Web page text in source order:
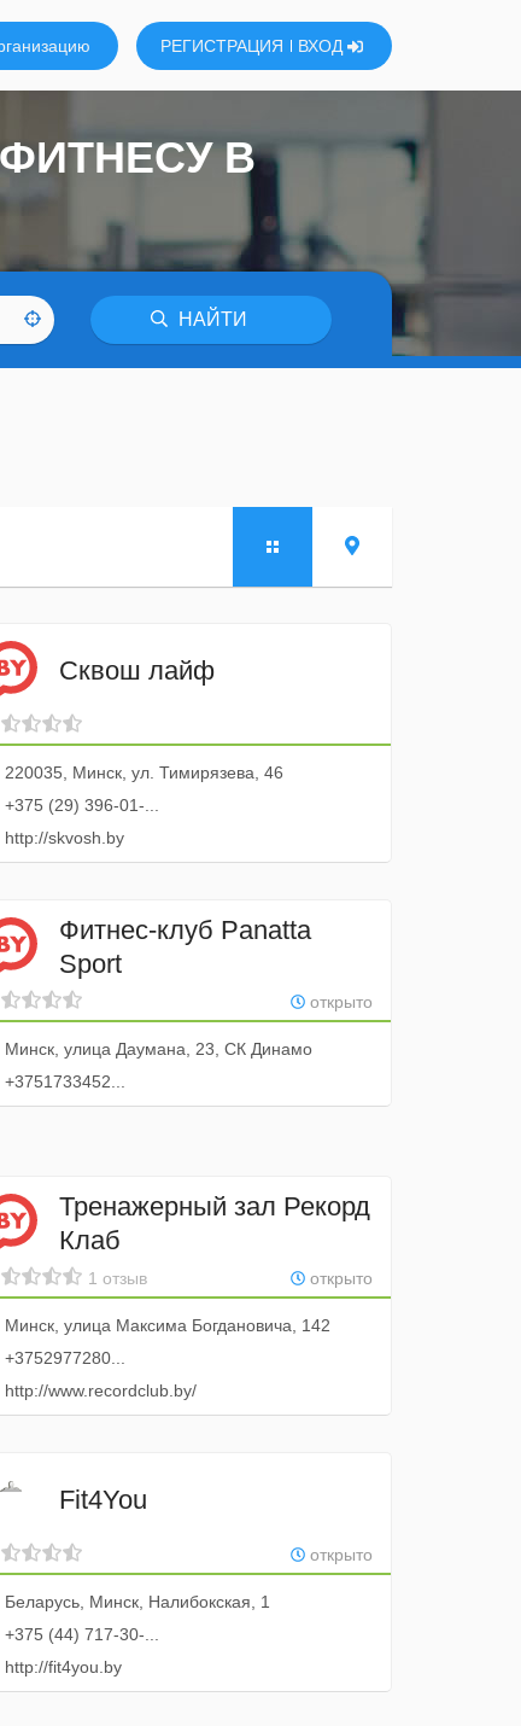
РЕГИСТРАЦИЯ ВХОД
НАЙТИ
В
Сквош лайф
220035, Минск, ул. Тимирязева, 46
+375 (29) 396-01-...
http://skvosh.by
Фитнес-клуб Panatta
Sport
открыто
Минск, улица Даумана, 23, СК Динамо
+3751733452...
Тренажерный зал Рекорд
Клаб
открыто
1 отзыв
Минск, улица Максима Богдановича, 142
+3752977280...
http://www.recordclub.by/
Fit4You
открыто
Беларусь, Минск, Налибокская, 1
+375 (44) 717-30-...
http://fit4you.by